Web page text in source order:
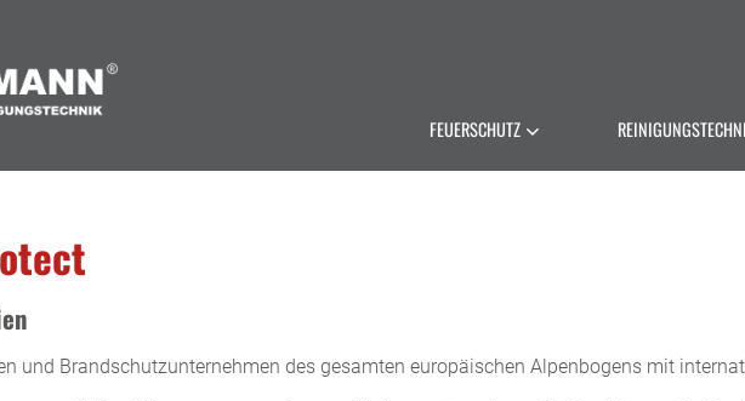
FEUERSCHUTZ
und Brandschutzunternehmen des gesamten europäischen Alpenbogens mit